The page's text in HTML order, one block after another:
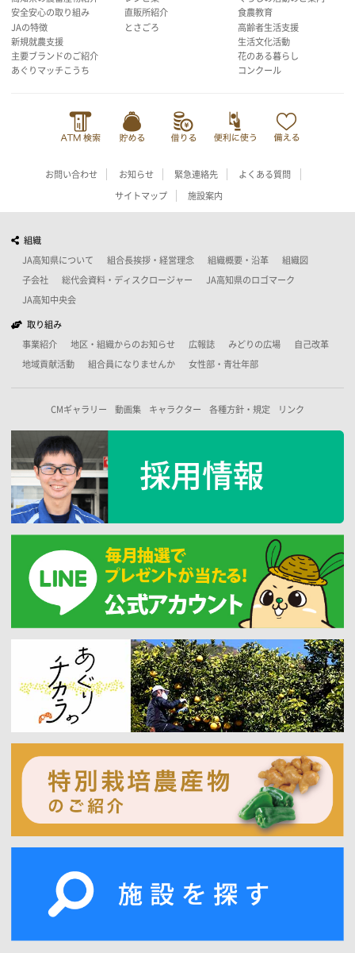
安全安心の取り組み
JAの特徴
新規就農支援
主要ブランドのご紹介
あぐりマッチこうち
直販所紹介
とさごろ
食農教育
高齢者生活支援
生活文化活動
花のある暮らし
コンクール
お問い合わせ お知らせ 緊急連絡先 よくある質問
サイトマップ 施設案内
組織
JA高知県について 組合長挨拶・経営理念 組織概要・沿革 組織図
子会社 総代会資料・ディスクロージャー JA高知県のロゴマーク
JA高知中央会
取り組み
事業紹介 地区・組織からのお知らせ 広報誌 みどりの広場 自己改革
地域貢献活動 組合員になりませんか 女性部・青壮年部
CMギャラリー 動画集 キャラクター 各種方針・規定 リンク